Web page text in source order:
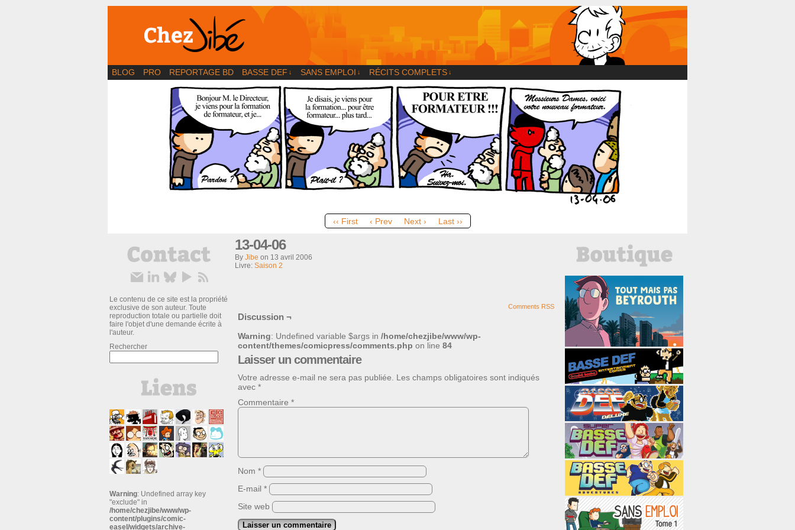
BD | Illustration | Blog
BLOG PRO REPORTAGE BD BASSE DEF ↓ SANS EMPLOI ↓ RÉCITS COMPLETS ↓
‹‹ First ‹ Prev Next › Last ››
Le contenu de ce site est la propriété
exclusive de son auteur. Toute
reproduction totale ou partielle doit
faire l'objet d'une demande écrite à
l'auteur.
Rechercher
Warning: Undefined array key
"exclude" in
/home/chezjibe/www/wp-
content/plugins/comic-
easel/widgets/archive-
13-04-06
By Jibe on 13 avril 2006
Livre: Saison 2
Comments RSS
Discussion ¬
Warning: Undefined variable $args in /home/chezjibe/www/wp-
content/themes/comicpress/comments.php on line 84
Laisser un commentaire
Votre adresse e-mail ne sera pas publiée.
Les champs obligatoires sont indiqués
avec *
Commentaire *
Nom *
E-mail *
Site web